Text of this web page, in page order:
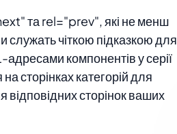
та rel="prev", які не менш
чіткою підказкою для
компонентів у серії
сторінках категорій для
відповідних сторінок ваших